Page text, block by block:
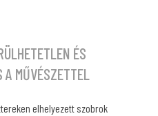
ÉS
MŰVÉSZETTEL
elhelyezett szobrok